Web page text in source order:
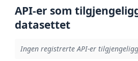
API-er som
datasettet
Ingen registrerte API-er